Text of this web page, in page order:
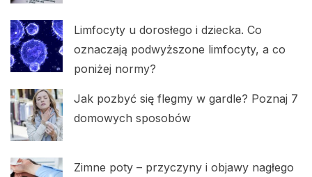
Limfocyty u dorosłego i dziecka. Co
oznaczają podwyższone limfocyty, a co
poniżej normy?
Jak pozbyć się flegmy w gardle? Poznaj 7
domowych sposobów
Zimne poty – przyczyny i objawy nagłego